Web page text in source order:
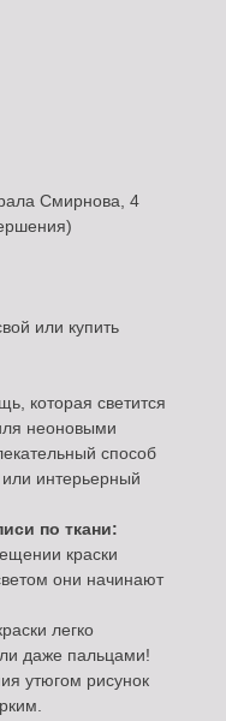
Смирнова, 4
или купить
которая светится
неоновыми
способ
интерьерный
по ткани:
краски
они начинают
легко
даже пальцами!
утюгом рисунок